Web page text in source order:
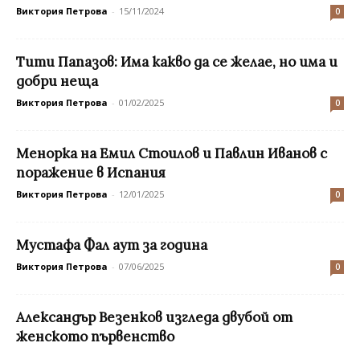
Виктория Петрова - 15/11/2024 0
Тити Папазов: Има какво да се желае, но има и
добри неща
Виктория Петрова - 01/02/2025 0
Менорка на Емил Стоилов и Павлин Иванов с
поражение в Испания
Виктория Петрова - 12/01/2025 0
Мустафа Фал аут за година
Виктория Петрова - 07/06/2025 0
Александър Везенков изгледа двубой от
женското първенство